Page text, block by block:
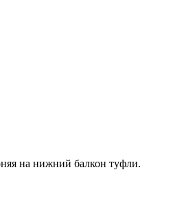
на нижний балкон туфли.